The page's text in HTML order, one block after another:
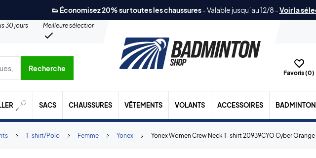
👟 Économisez 20% sur toutes les chaussures-Valable jusqu´au 12/8 -Voir la
30 jours
Meilleure sélection
etc.
Recherche
Favoris (0)
SACS CHAUSSURES VÊTEMENTS VOLANTS ACCESSOIRES BADMINTON
Yonex Women Crew Neck T-shirt 20939CYO Cyber Orange
Yonex
Femme
T-shirt/Polo